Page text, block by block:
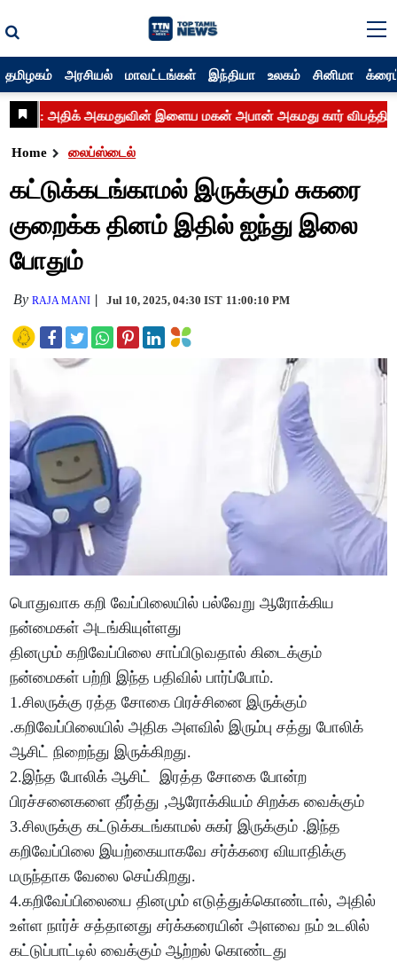
தமிழகம் அரசியல் மாவட்டங்கள் இந்தியா உலகம் சினிமா
Home லைப்ஸ்டைல்
கட்டுக்கடங்காமல் இருக்கும் சுகரை
குறைக்க தினம் இதில் ஐந்து இலை
போதும்
ByRAJA MANI Jul 10, 2025, 04:30 IST 11:00:10 PM
பொதுவாக கறி வேப்பிலையில் பல்வேறு ஆரோக்கிய
நன்மைகள் அடங்கியுள்ளது
தினமும் கறிவேப்பிலை சாப்பிடுவதால் கிடைக்கும்
நன்மைகள் பற்றி இந்த பதிவில் பார்ப்போம்.
1.சிலருக்கு ரத்த சோகை பிரச்சினை இருக்கும்
.கறிவேப்பிலையில் அதிக அளவில் இரும்பு சத்து போலிக்
ஆசிட் நிறைந்து இருக்கிறது.
2.இந்த போலிக் ஆசிட் இரத்த சோகை போன்ற
பிரச்சனைகளை தீர்த்து ,ஆரோக்கியம் சிறக்க வைக்கும்
3.சிலருக்கு கட்டுக்கடங்காமல் சுகர் இருக்கும் .இந்த
கறிவேப்பிலை இயற்கையாகவே சர்க்கரை வியாதிக்கு
மருந்தாக வேலை செய்கிறது.
4.கறிவேப்பிலையை தினமும் எடுத்துக்கொண்டால், அதில்
உள்ள நார்ச் சத்தானது சர்க்கரையின் அளவை நம் உடலில்
கட்டுப்பாட்டில் வைக்கும் ஆற்றல் கொண்டது